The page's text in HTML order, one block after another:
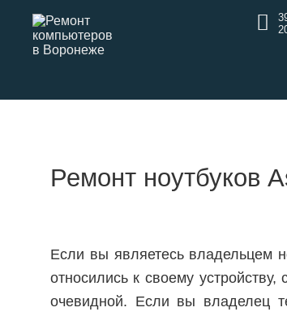
Ремонт ноутбуков
Если вы являетесь владельцем
относились к своему
очевидной. Если вы владелец